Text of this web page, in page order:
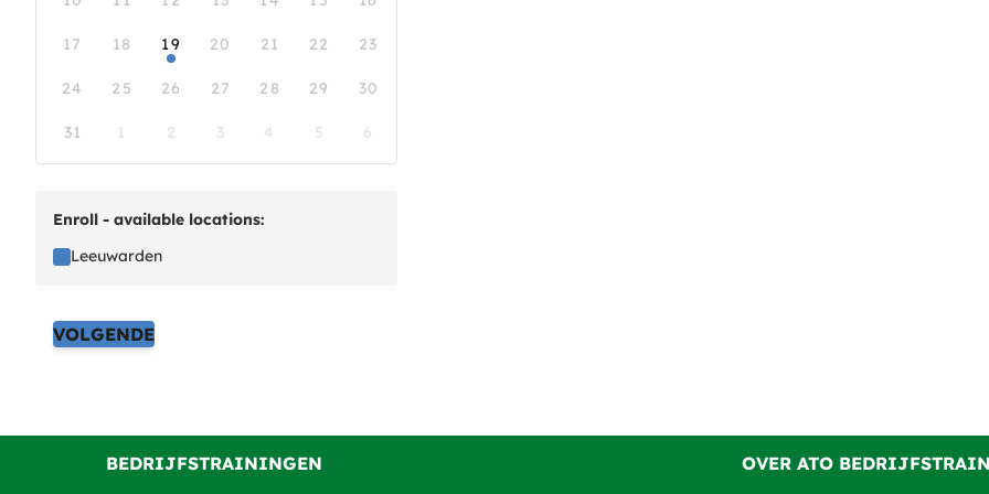
17 18 19 20 21 22 23
24 25 26 27 28 29 30
31 1 2 3 4 5 6
Enroll - available locations:
Leeuwarden
VOLGENDE
BEDRIJFSTRAININGEN OVER ATO